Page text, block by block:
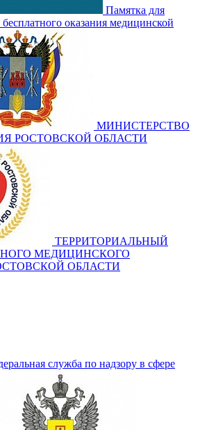
Памятка для
оказания медицинской
МИНИСТЕРСТВО
РОСТОВСКОЙ ОБЛАСТИ
ТЕРРИТОРИАЛЬНЫЙ
МЕДИЦИНСКОГО
ОБЛАСТИ
служба по надзору в сфере